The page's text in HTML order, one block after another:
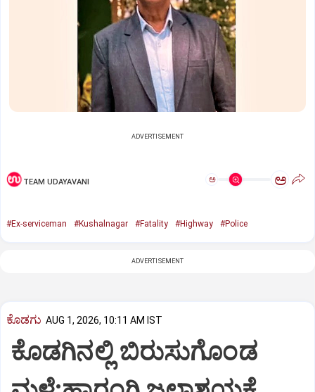
ADVERTISEMENT
TEAM UDAYAVANI ಅ ಅ
#Ex-serviceman #Kushalnagar #Fatality #Highway #Police
ADVERTISEMENT
ಕೊಡಗು AUG 1, 2026, 10:11 AM IST
ಕೊಡಗಿನಲ್ಲಿ ಬಿರುಸುಗೊಂಡ